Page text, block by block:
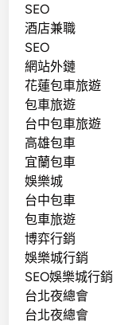
SEO
酒店兼職
SEO
網站外鏈
花蓮包車旅遊
包車旅遊
台中包車旅遊
高雄包車
宜蘭包車
娛樂城
台中包車
包車旅遊
博弈行銷
娛樂城行銷
SEO娛樂城行銷
台北夜總會
台北夜總會